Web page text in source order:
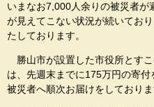
いまなお7,000人余りの被災者が
が見えてこない状況が続いてお
たしております。
勝山市が設置した市役所とす
は、先週末までに175万円の寄
被災者へ順次お届けをしておりま